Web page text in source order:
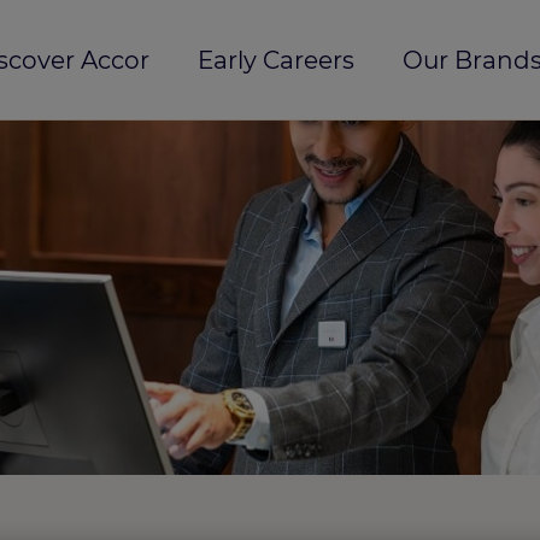
Accor Early Careers Our